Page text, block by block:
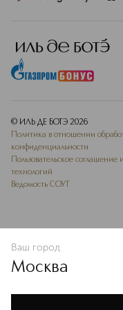
© ИЛЬ ДЕ БОТЭ 2026
Политика в отношении
конфиденциальности
Пользовательское
технологий
Ведомость СОУТ
Ваш город
Москва